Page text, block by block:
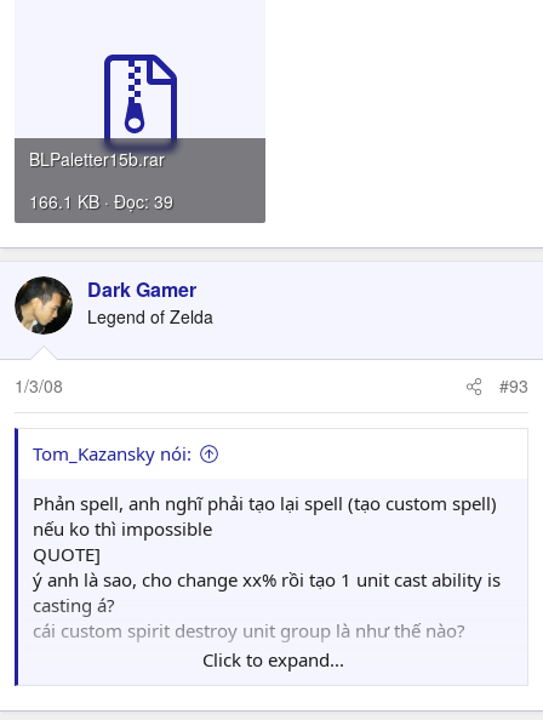
BLPaletter15b.rar
166.1 KB · Đọc: 39
Dark Gamer
Legend of Zelda
1/3/08 #93
Tom_Kazansky nói:
Phản spell, anh nghĩ phải tạo lại spell (tạo custom spell)
nếu ko thì impossible
QUOTE]
ý anh là sao, cho change xx% rồi tạo 1 unit cast ability is
casting á?
cái custom spirit destroy unit group là như thế nào?
em làm cái random gem như thế nài mà chẳng hiểu sao
nó hok add được:
Click to expand...